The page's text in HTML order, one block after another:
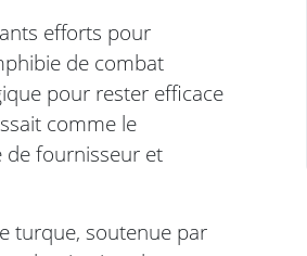
efforts pour
de combat
pour rester efficace
comme le
de fournisseur et
turque, soutenue par